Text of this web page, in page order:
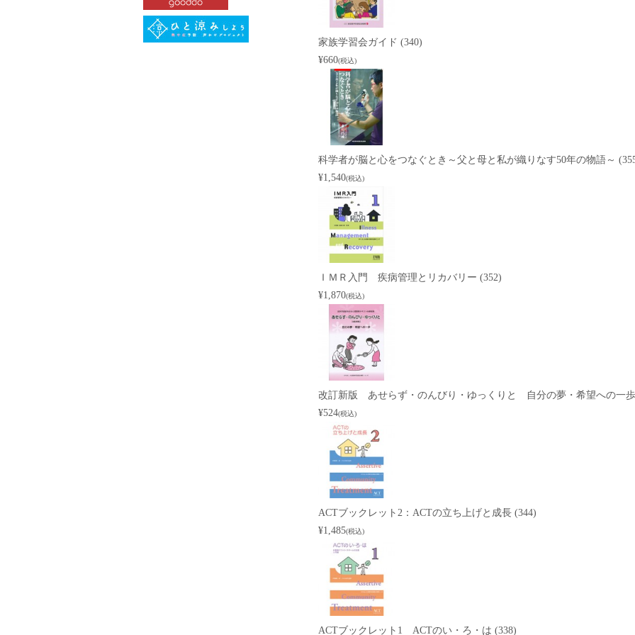
家族学習会ガイド (340)
¥660(税込)
科学者が脳と心をつなぐとき～父と母と私が織りなす50年の物語～
¥1,540(税込)
ＩＭＲ入門 疾病管理とリカバリー (352)
¥1,870(税込)
改訂新版 あせらず・のんびり・ゆっくりと 自分の夢・希望への一
¥524(税込)
ACTブックレット2：ACTの立ち上げと成長 (344)
¥1,485(税込)
ACTブックレット1 ACTのい・ろ・は (338)